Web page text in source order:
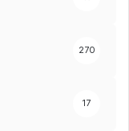
270
17